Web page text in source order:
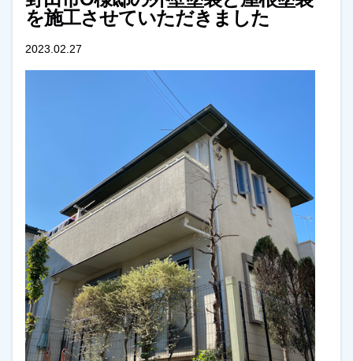
を施工させていただきました
2023.02.27